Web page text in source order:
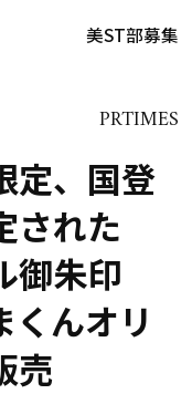
美ST部募集
PRTIMES
定、国登
された
御朱印
くんオリ
売